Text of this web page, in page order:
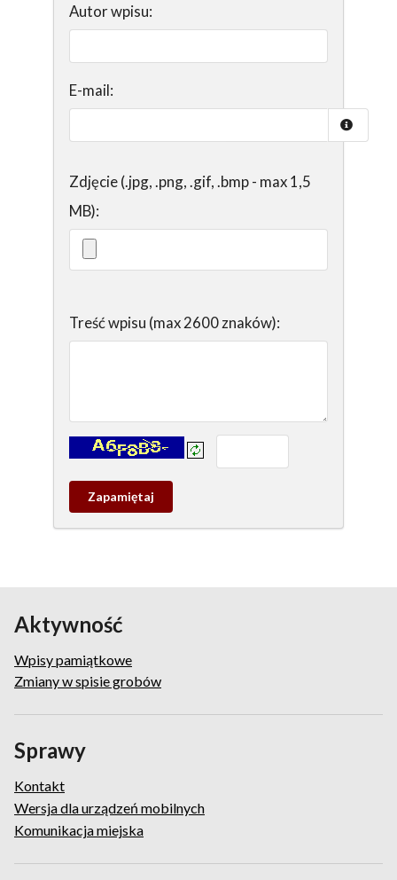
Autor wpisu:
E-mail:
Zdjęcie (.jpg, .png, .gif, .bmp - max 1,5
MB):
Treść wpisu (max 2600 znaków):
Kontrola - wprowadź tekst z obrazka:
Zapamietaj
wpis
Aktywność
Wpisy pamiątkowe
Zmiany w spisie grobów
Sprawy
Kontakt
Wersja dla urządzeń mobilnych
Komunikacja miejska